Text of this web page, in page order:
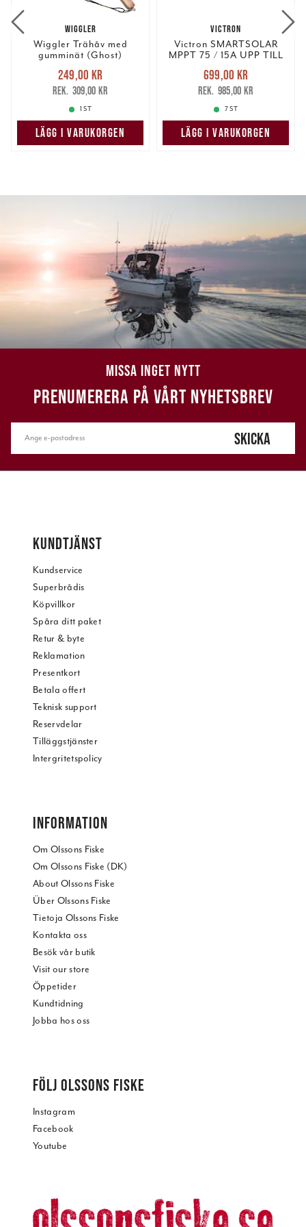
WIGGLER
Wiggler Trähåv med
gumminät (Ghost)
Nuvarande pris
249,00 krTidigare pris
309,00 kr
249,00 kr
309,00 kr
1 ST
LÄGG I VARUKORGEN
VICTRON
Victron SMARTSOLAR
MPPT 75 / 15A UPP TILL
Nuvarande pris
699,00 krTidigare pris
985,00 kr
699,00 kr
985,00 kr
7 ST
LÄGG I VARUKORGEN
MISSA INGET NYTT
PRENUMERERA PÅ VÅRT NYHETSBREV
SKICKA
KUNDTJÄNST
Kundservice
Superbrådis
Köpvillkor
Spåra ditt paket
Retur & byte
Reklamation
Presentkort
Betala offert
Teknisk support
Reservdelar
Tilläggstjänster
Intergritetspolicy
INFORMATION
Om Olssons Fiske
Om Olssons Fiske (DK)
About Olssons Fiske
Über Olssons Fiske
Tietoja Olssons Fiske
Kontakta oss
Besök vår butik
Visit our store
Öppetider
Kundtidning
Jobba hos oss
FÖLJ OLSSONS FISKE
Instagram
Facebook
Youtube